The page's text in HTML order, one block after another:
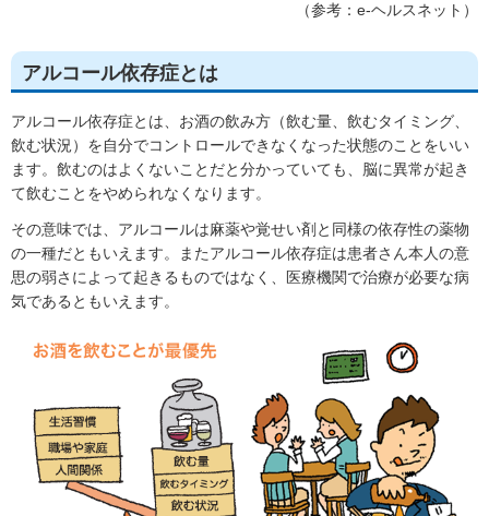
（参考：e-ヘルスネット）
アルコール依存症とは
アルコール依存症とは、お酒の飲み方（飲む量、飲むタイミング、
飲む状況）を自分でコントロールできなくなった状態のことをいい
ます。飲むのはよくないことだと分かっていても、脳に異常が起き
て飲むことをやめられなくなります。
その意味では、アルコールは麻薬や覚せい剤と同様の依存性の薬物
の一種だともいえます。またアルコール依存症は患者さん本人の意
思の弱さによって起きるものではなく、医療機関で治療が必要な病
気であるともいえます。